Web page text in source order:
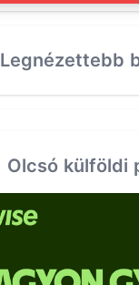
Legnézettebb
Olcsó külföldi